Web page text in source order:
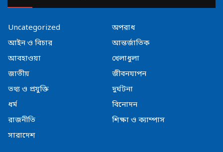
Uncategorized
অপরাধ
আইন ও বিচার
আন্তর্জাতিক
আবহাওয়া
খেলাধুলা
জাতীয়
জীবনযাপন
তথ্য ও প্রযুক্তি
দুর্ঘটনা
ধর্ম
বিনোদন
রাজনীতি
শিক্ষা ও ক্যাম্পাস
সারাদেশ